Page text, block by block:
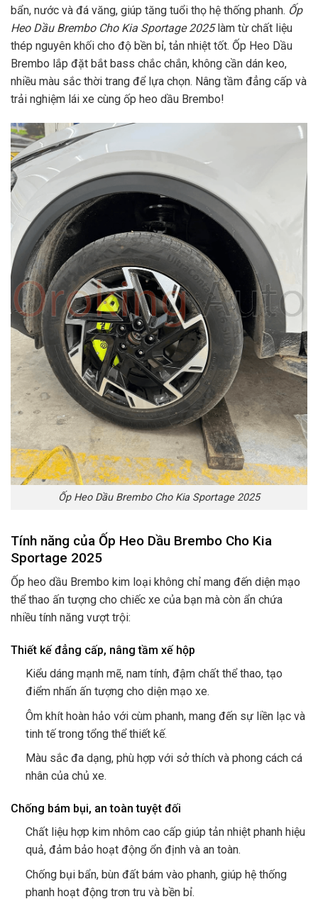
bẩn, nước và đá văng, giúp tăng tuổi thọ hệ thống phanh. Ốp
Heo Dầu Brembo Cho Kia Sportage 2025làm từ chất liệu
thép nguyên khối cho độ bền bỉ, tản nhiệt tốt. Ốp Heo Dầu
Brembo lắp đặt bắt bass chắc chắn, không cần dán keo,
nhiều màu sắc thời trang để lựa chọn. Nâng tầm đẳng cấp và
trải nghiệm lái xe cùng ốp heo dầu Brembo!
Ốp Heo Dầu Brembo Cho Kia Sportage 2025
Tính năng của Ốp Heo Dầu Brembo Cho Kia
Sportage 2025
Ốp heo dầu Brembo kim loại không chỉ mang đến diện mạo
thể thao ấn tượng cho chiếc xe của bạn mà còn ẩn chứa
nhiều tính năng vượt trội:
Thiết kế đẳng cấp, nâng tầm xế hộp
Kiểu dáng mạnh mẽ, nam tính, đậm chất thể thao, tạo
điểm nhấn ấn tượng cho diện mạo xe.
Ôm khít hoàn hảo với cùm phanh, mang đến sự liền lạc và
tinh tế trong tổng thể thiết kế.
Màu sắc đa dạng, phù hợp với sở thích và phong cách cá
nhân của chủ xe.
Chống bám bụi, an toàn tuyệt đối
Chất liệu hợp kim nhôm cao cấp giúp tản nhiệt phanh hiệu
quả, đảm bảo hoạt động ổn định và an toàn.
Chống bụi bẩn, bùn đất bám vào phanh, giúp hệ thống
phanh hoạt động trơn tru và bền bỉ.